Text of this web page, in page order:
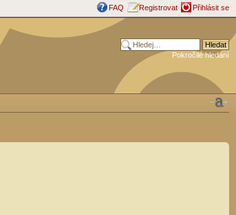
FAQ Registrovat Přihlásit se
Pokročilé hledání